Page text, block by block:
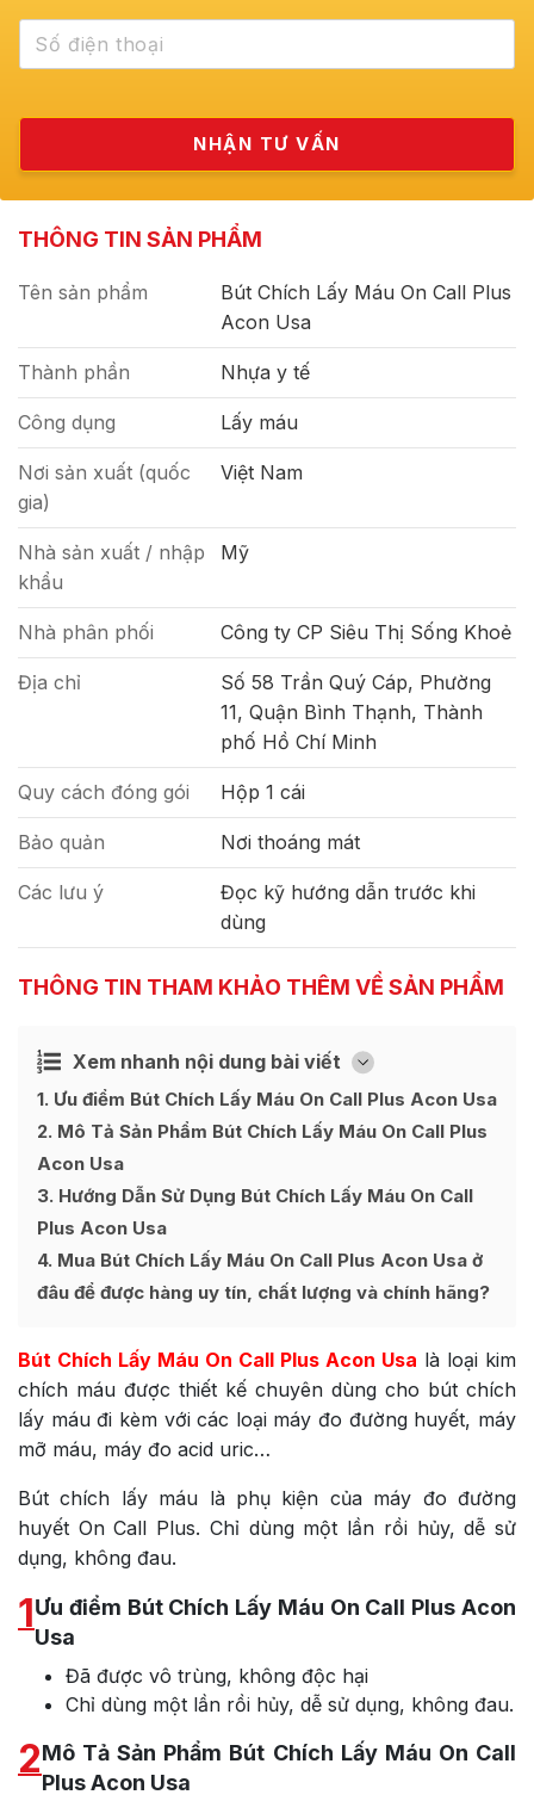
THÔNG TIN SẢN PHẨM
Tên sản phẩm
Bút Chích Lấy Máu On Call Plus
Acon Usa
Thành phần Nhựa y tế
Công dụng Lấy máu
Nơi sản xuất (quốc
gia)
Việt Nam
Nhà sản xuất / nhập
khẩu
Mỹ
Nhà phân phối Công ty CP Siêu Thị Sống Khoẻ
Địa chỉ
Số 58 Trần Quý Cáp, Phường
11, Quận Bình Thạnh, Thành
phố Hồ Chí Minh
Quy cách đóng gói Hộp 1 cái
Bảo quản Nơi thoáng mát
Các lưu ý
Đọc kỹ hướng dẫn trước khi
dùng
THÔNG TIN THAM KHẢO THÊM VỀ SẢN PHẨM
Xem nhanh nội dung bài viết [
Ẩn
1 Ưu điểm Bút Chích Lấy Máu On Call Plus Acon Usa
2 Mô Tả Sản Phẩm Bút Chích Lấy Máu On Call Plus
Acon Usa
3 Hướng Dẫn Sử Dụng Bút Chích Lấy Máu On Call
Plus Acon Usa
4 Mua Bút Chích Lấy Máu On Call Plus Acon Usa ở
đâu để được hàng uy tín, chất lượng và chính hãng?
Bút Chích Lấy Máu On Call Plus Acon Usa là loại kim
chích máu được thiết kế chuyên dùng cho bút chích
lấy máu đi kèm với các loại máy đo đường huyết, máy
mỡ máu, máy đo acid uric…
Bút chích lấy máu là phụ kiện của máy đo đường
huyết On Call Plus. Chỉ dùng một lần rồi hủy, dễ sử
dụng, không đau.
1Ưu điểm Bút Chích Lấy Máu On Call Plus Acon
Usa
Đã được vô trùng, không độc hại
Chỉ dùng một lần rồi hủy, dễ sử dụng, không đau.
2Mô Tả Sản Phẩm Bút Chích Lấy Máu On Call
Plus Acon Usa